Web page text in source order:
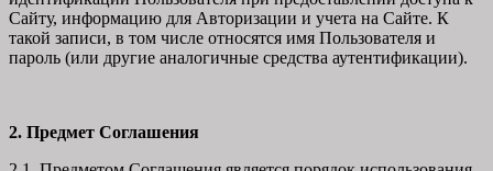
Сайту, информацию для Авторизации и учета на Сайте. К
такой записи, в том числе относятся имя Пользователя и
пароль (или другие аналогичные средства аутентификации).
2. Предмет Соглашения